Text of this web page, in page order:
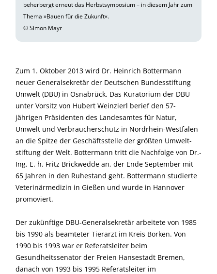
beherbergt erneut das Herbstsymposium – in diesem Jahr zum
Thema »Bauen für die Zukunft«.
© Simon Mayr
Zum 1. Oktober 2013 wird Dr. Heinrich Bottermann
neuer Generalsekretär der Deutschen Bundesstiftung
Umwelt (DBU) in Osnabrück. Das Kuratorium der DBU
unter Vorsitz von Hubert Weinzierl berief den 57-
jährigen Präsidenten des Landesamtes für Natur,
Umwelt und Verbraucher­schutz in Nordrhein-Westfalen
an die Spitze der Geschäftsstelle der größten Umwelt­
stiftung der Welt. Bottermann tritt die Nachfolge von Dr.-
Ing. E. h. Fritz Brickwedde an, der Ende September mit
65 Jahren in den Ruhestand geht. Bottermann studierte
Veterinärmedizin in Gießen und wurde in Hannover
promoviert.
Der zukünftige DBU-Generalsekretär arbeitete von 1985
bis 1990 als beamteter Tierarzt im Kreis Borken. Von
1990 bis 1993 war er Referatsleiter beim
Gesundheitssenator der Freien Hansestadt Bremen,
danach von 1993 bis 1995 Referatsleiter im